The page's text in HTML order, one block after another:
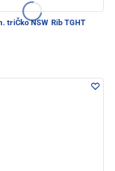
triČko NSW Rib TGHT